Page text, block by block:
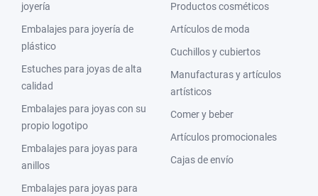
joyería
Embalajes para joyería de
plástico
Estuches para joyas de alta
calidad
Embalajes para joyas con su
propio logotipo
Embalajes para joyas para
anillos
Embalajes para joyas para
Productos cosméticos
Artículos de moda
Cuchillos y cubiertos
Manufacturas y artículos
artísticos
Comer y beber
Artículos promocionales
Cajas de envío